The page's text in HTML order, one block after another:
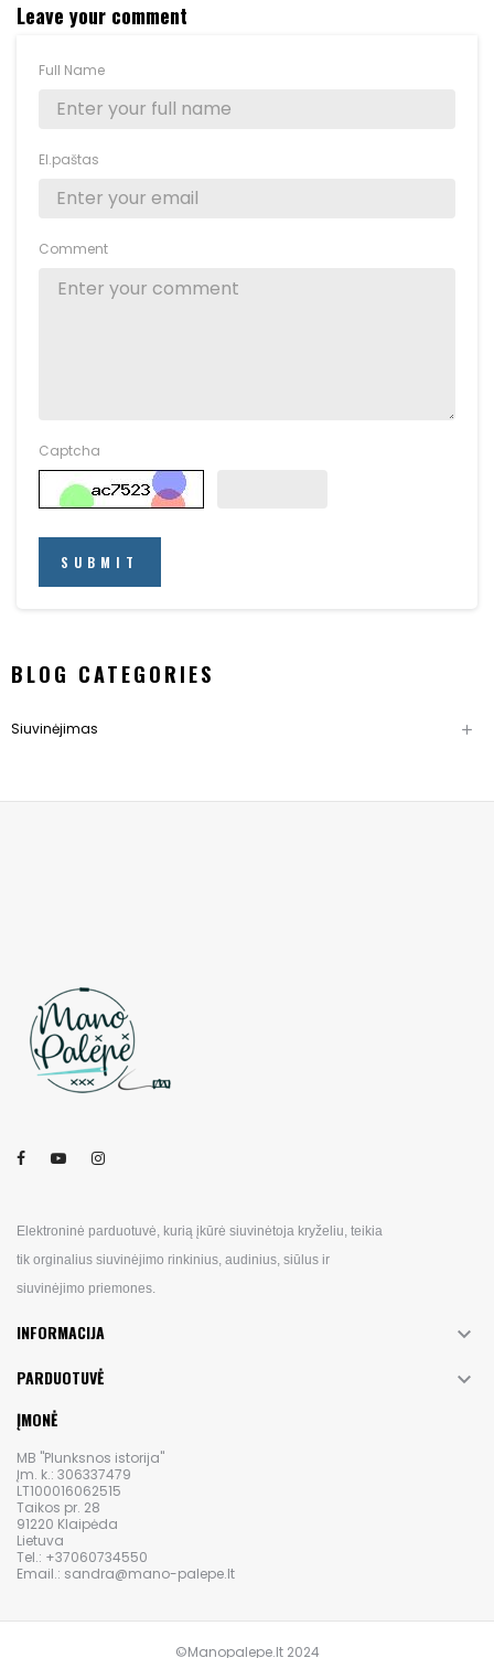
Leave your comment
Full Name
El.paštas
Comment
Captcha
SUBMIT
BLOG CATEGORIES
Siuvinėjimas add
Elektroninė parduotuvė, kurią įkūrė siuvinėtoja kryželiu, teikia
tik orginalius siuvinėjimo rinkinius, audinius, siūlus ir
siuvinėjimo priemones.
INFORMACIJA 
PARDUOTUVĖ 
ĮMONĖ
MB "Plunksnos istorija"
Įm. k.: 306337479
LT100016062515
Taikos pr. 28
91220 Klaipėda
Lietuva
Tel.: +37060734550
Email.: sandra@mano-palepe.lt
©Manopalepe.lt 2024